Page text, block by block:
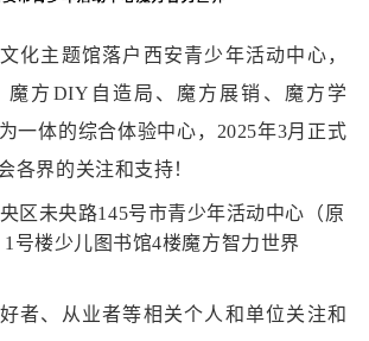
化主题馆落户西安青少年活动中心，
魔方DIY自造局、魔方展销、魔方学
一体的综合体验中心，2025年3月正式
各界的关注和支持！
区未央路145号市青少年活动中心（原
号楼少儿图书馆4楼魔方智力世界
者、从业者等相关个人和单位关注和